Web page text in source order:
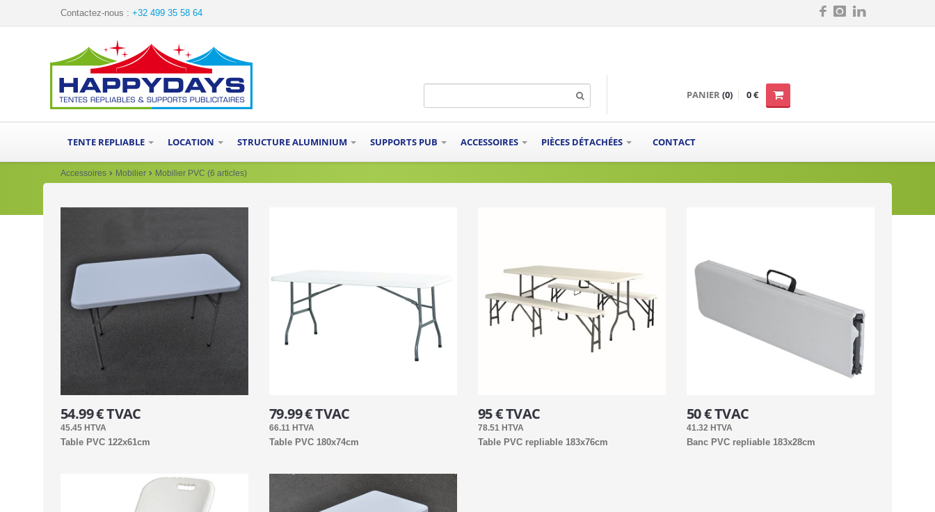
Contactez-nous : +32 499 35 58 64
PANIER(0) 0 €
TENTE REPLIABLE LOCATION STRUCTURE ALUMINIUM SUPPORTS PUB ACCESSOIRES PIÈCES DÉTACHÉES CONTACT
Accessoires Mobilier Mobilier PVC (6 articles)
54.99 € TVAC
45.45 HTVA
Table PVC 122x61cm
79.99 € TVAC
66.11 HTVA
Table PVC 180x74cm
95 € TVAC
78.51 HTVA
Table PVC repliable 183x76cm
50 € TVAC
41.32 HTVA
Banc PVC repliable 183x28cm